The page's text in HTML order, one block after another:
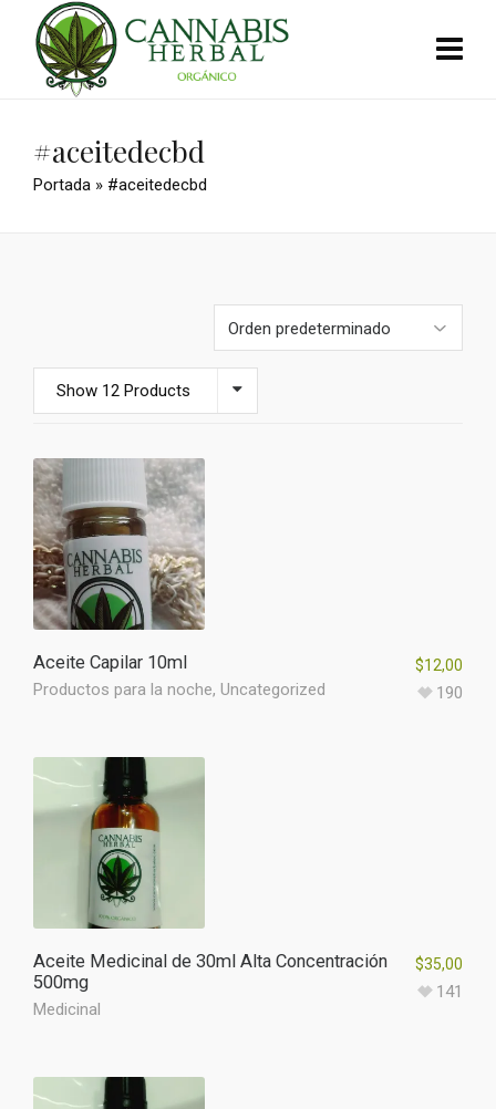
#aceitedecbd
Portada » #aceitedecbd
Show 12 Products
Aceite Capilar 10ml
Productos para la noche, Uncategorized
$12,00
190
Aceite Medicinal de 30ml Alta Concentración
500mg
Medicinal
$35,00
141